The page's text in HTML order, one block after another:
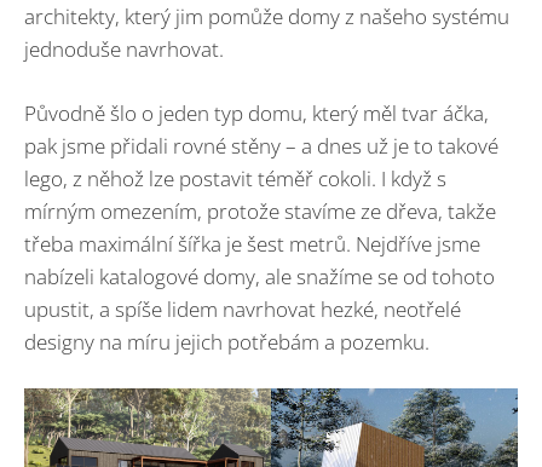
architekty, který jim pomůže domy z našeho systému
jednoduše navrhovat.
Původně šlo o jeden typ domu, který měl tvar áčka,
pak jsme přidali rovné stěny – a dnes už je to takové
lego, z něhož lze postavit téměř cokoli. I když s
mírným omezením, protože stavíme ze dřeva, takže
třeba maximální šířka je šest metrů. Nejdříve jsme
nabízeli katalogové domy, ale snažíme se od tohoto
upustit, a spíše lidem navrhovat hezké, neotřelé
designy na míru jejich potřebám a pozemku.